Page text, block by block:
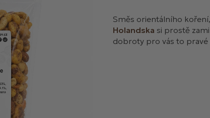
Směs orientálního
Holandska si prostě
dobroty pro vás to pravé